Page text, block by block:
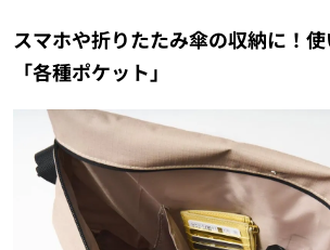
スマホや折りたたみ傘の収納に！
「各種ポケット」